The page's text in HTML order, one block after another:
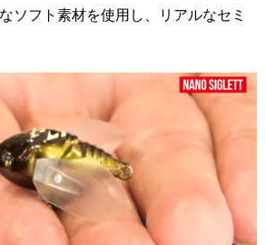
ソフト素材を使用し、リアルなセミ